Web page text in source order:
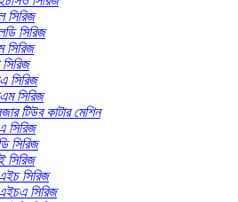
সিরিজ
সিরিজ
সিরিজ
সিরিজ
সিরিজ
সিরিজ
টিউব কাটার মেশিন
সিরিজ
সিরিজ
সিরিজ
সিরিজ
সিরিজ